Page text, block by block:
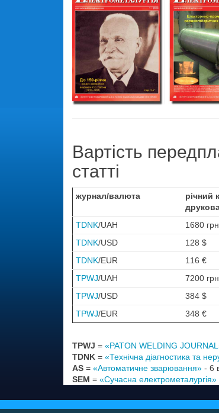
Вартість
статті
журнал/валюта
річний
TDNK/UAH 1680 грн.
TDNK/USD 128 $
TDNK/EUR 116 €
TPWJ/UAH 7200 грн.
TPWJ/USD 384 $
TPWJ/EUR 348 €
TPWJ = «PATON WELDING
TDNK = «Технічна діагностика та
AS = «Автоматичне зварювання» - 6
SEM = «Сучасна електрометалургія»